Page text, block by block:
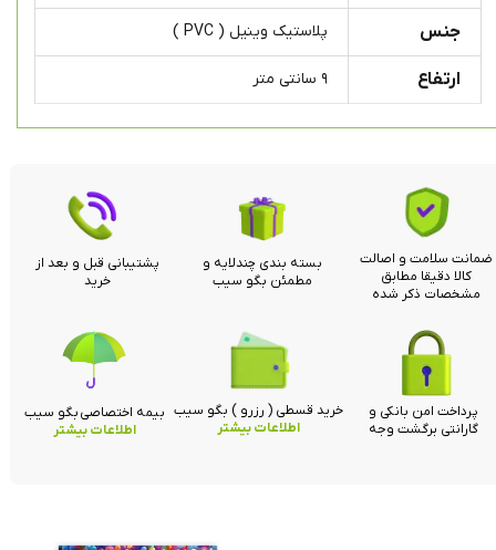
جنس پلاستیک وینیل ( PVC )
ارتفاع ۹ سانتی متر
ضمانت سلامت و اصالت
کالا دقیقا مطابق
مشخصات ذکر شده
بسته بندی چندلایه و
مطمئن بگو سیب
پشتیبانی قبل و بعد از
خرید
خرید قسطی ( رزرو ) بگو سیب
اطلاعات بیشتر
پرداخت امن بانکی و
گارانتی برگشت وجه
بیمه اختصاصی بگو سیب
اطلاعات بیشتر